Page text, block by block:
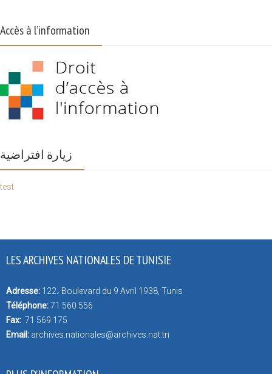
Accès à l’information
زيارة افتراضية
test
LES ARCHIVES NATIONALES DE TUNISIE
Adresse: 122، Boulevard du 9 Avril 1938, Tunis
Téléphone:71 560 556
Fax: 71 569 175
Email: archives.nationales@archives.nat.tn